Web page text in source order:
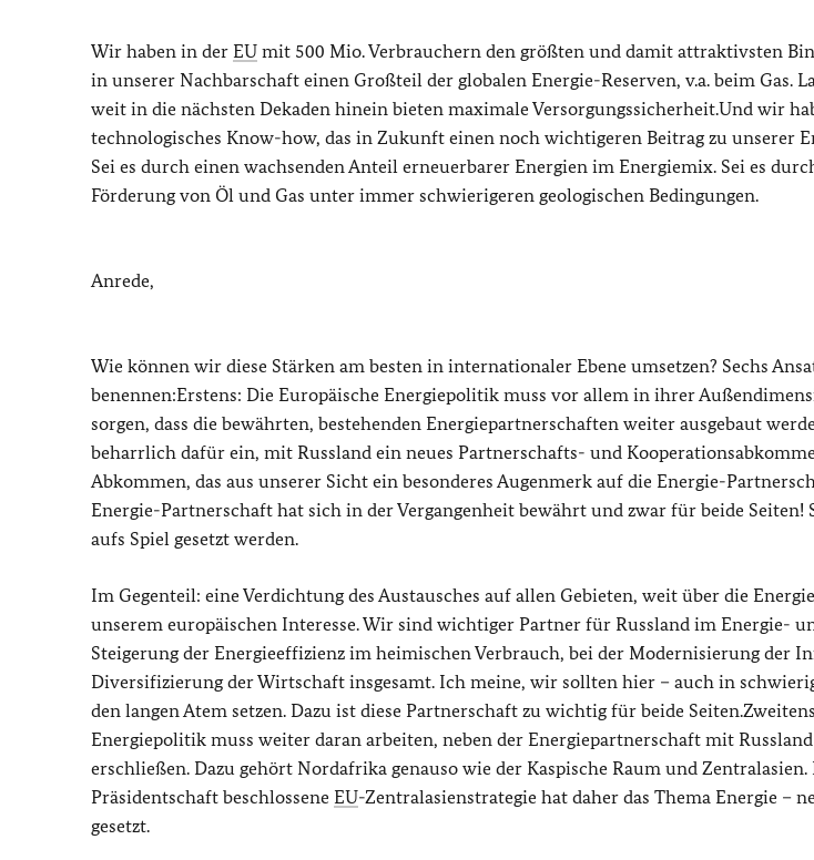
Wir haben in der EU mit 500 Mio. Verbrauchern den größten und damit attraktivsten
in unserer Nachbarschaft einen Großteil der globalen Energie-Reserven, v.a. beim Gas.
weit in die nächsten Dekaden hinein bieten maximale Versorgungssicherheit.Und wir
technologisches Know-how, das in Zukunft einen noch wichtigeren Beitrag zu unserer
Sei es durch einen wachsenden Anteil erneuerbarer Energien im Energiemix. Sei es
Förderung von Öl und Gas unter immer schwierigeren geologischen Bedingungen.
Anrede,
Wie können wir diese Stärken am besten in internationaler Ebene umsetzen? Sechs
benennen:Erstens: Die Europäische Energiepolitik muss vor allem in ihrer
sorgen, dass die bewährten, bestehenden Energiepartnerschaften weiter ausgebaut
beharrlich dafür ein, mit Russland ein neues Partnerschafts- und
Abkommen, das aus unserer Sicht ein besonderes Augenmerk auf die Energie-
Energie-Partnerschaft hat sich in der Vergangenheit bewährt und zwar für beide
aufs Spiel gesetzt werden.
Im Gegenteil: eine Verdichtung des Austausches auf allen Gebieten, weit über die
unserem europäischen Interesse. Wir sind wichtiger Partner für Russland im Energie-
Steigerung der Energieeffizienz im heimischen Verbrauch, bei der Modernisierung der
Diversifizierung der Wirtschaft insgesamt. Ich meine, wir sollten hier – auch in
den langen Atem setzen. Dazu ist diese Partnerschaft zu wichtig für beide
Energiepolitik muss weiter daran arbeiten, neben der Energiepartnerschaft mit
erschließen. Dazu gehört Nordafrika genauso wie der Kaspische Raum und
Präsidentschaft beschlossene EU-Zentralasienstrategie hat daher das Thema Energie –
gesetzt.